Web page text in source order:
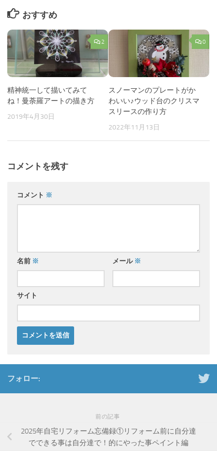
おすすめ
2
精神統一して描いてみて
ね！曼荼羅アートの描き方
2019年4月30日
0
スノーマンのプレートがか
わいい♪ウッド台のクリスマ
スリースの作り方
2022年11月13日
コメントを残す
コメント ※
名前 ※ メール ※
サイト
フォロー:
前の記事
2025年自宅リフォーム忘備録①リフォーム前に自分達
でできる事は自分達で！的にやった事ペイント編